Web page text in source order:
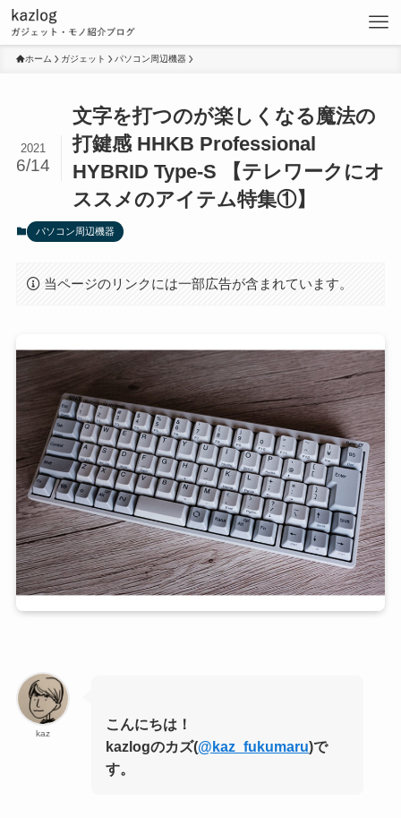
ホーム ガジェット パソコン周辺機器
文字を打つのが楽しくなる魔法の
打鍵感 HHKB Professional
HYBRID Type-S 【テレワークにオ
ススメのアイテム特集①】
2021
6/14
パソコン周辺機器
当ページのリンクには一部広告が含まれています。
kaz
こんにちは！
kazlogのカズ(@kaz_fukumaru)で
す。